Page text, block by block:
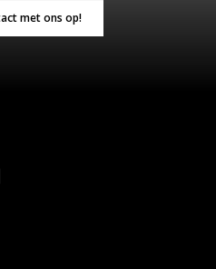
met ons op!